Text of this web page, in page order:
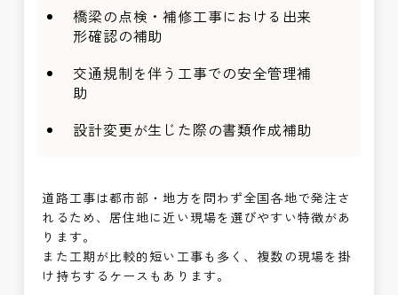
橋梁の点検・補修工事における出来
形確認の補助
交通規制を伴う工事での安全管理補
助
設計変更が生じた際の書類作成補助
道路工事は都市部・地方を問わず全国各地で発注さ
れるため、居住地に近い現場を選びやすい特徴があ
ります。
また工期が比較的短い工事も多く、複数の現場を掛
け持ちするケースもあります。